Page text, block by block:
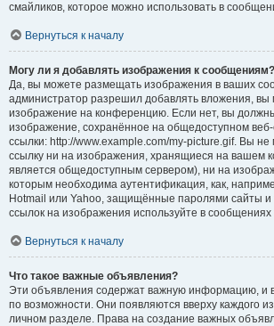
смайликов, которое можно использовать в
Вернуться к началу
Могу ли я добавлять изображения к сообщениям?
Да, вы можете размещать изображения в ваших
администратор разрешил добавлять вложения, вы
изображение на конференцию. Если нет, вы
изображение, сохранённое на общедоступном
ссылки: http://www.example.com/my-picture.gif. Вы не
ссылку ни на изображения, хранящиеся на вашем
является общедоступным сервером), ни на
которым необходима аутентификация, как,
Hotmail или Yahoo, защищённые паролями сайты и
ссылок на изображения используйте в сообщениях
Вернуться к началу
Что такое важные объявления?
Эти объявления содержат важную информацию, и
по возможности. Они появляются вверху каждого
личном разделе. Права на создание важных